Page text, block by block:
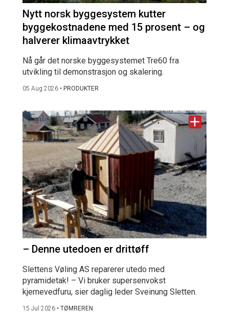
Nytt norsk byggesystem kutter
byggekostnadene med 15 prosent – og
halverer klimaavtrykket
Nå går det norske byggesystemet Tre60 fra
utvikling til demonstrasjon og skalering.
05 Aug 2026 • PRODUKTER
– Denne utedoen er drittøff
Slettens Vøling AS reparerer utedo med
pyramidetak! – Vi bruker supersenvokst
kjernevedfuru, sier daglig leder Sveinung Sletten.
15 Jul 2026 • TØMREREN